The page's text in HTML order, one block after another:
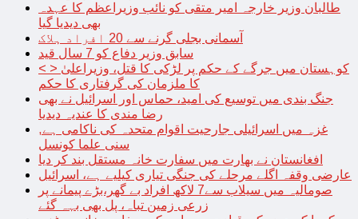
طالبان وزیر خارجہ امیر متقی کو نائب وزیراعظم کا عہدہ
بھی دیدیا گیا
آسمانی بجلی گرنے سے 20 افراد ہلاک
سابق وزیر دفاع کو 7 سال قید
< > کوہستان میں جرگے کے حکم پر لڑکی کا قتل، وزیراعلیٰ
کا ملزمان کی گرفتاری کا حکم
جنگ بندی میں توسیع کی امید، حماس اور اسرائیل نے بھی
رضا مندی کا عندیہ دیدیا
غزہ میں اسرائیلی جارحیت اقوام متحدہ کی ناکامی ہے,
سنی علما کونسل
افغانستان نے بھارت میں سفارت خانہ مستقل بند کر دیا
عارضی وقفہ اگلے مرحلے کی جنگی تیاری کیلیے ہے، اسرائیل
صومالیہ میں سیلاب سے7 لاکھ افراد بے گھر،بڑے پیمانے پر
زرعی زمین تباہ، پل بھی بہہ گئے